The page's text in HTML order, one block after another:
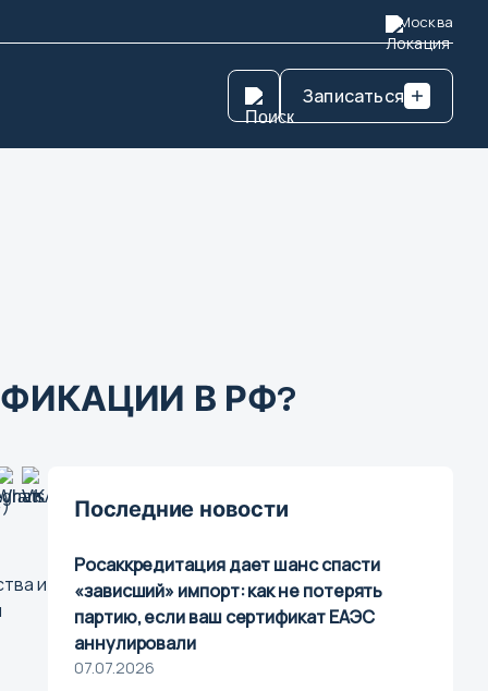
Москва
Записаться
В РФ?
и
Последние новости
Росаккредитация дает шанс спасти
«зависший» импорт: как не потерять
партию, если ваш сертификат ЕАЭС
аннулировали
07.07.2026